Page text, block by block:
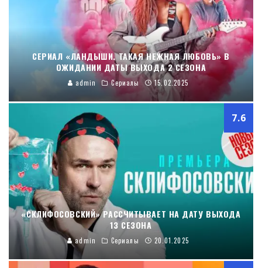
СЕРИАЛ «ЛАНДЫШИ. ТАКАЯ НЕЖНАЯ ЛЮБОВЬ» В
ОЖИДАНИИ ДАТЫ ВЫХОДА 2 СЕЗОНА
admin Сериалы 15.02.2025
7.6
«СКЛИФОСОВСКИЙ» РАССЧИТЫВАЕТ НА ДАТУ ВЫХОДА
13 СЕЗОНА
admin Сериалы 20.01.2025